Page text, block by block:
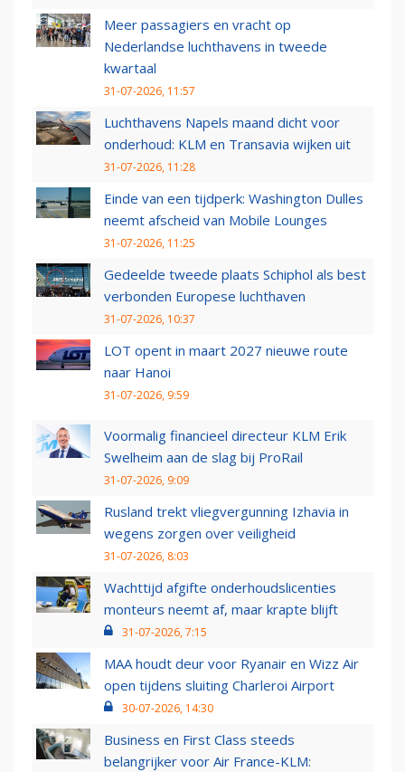
Meer passagiers en vracht op
Nederlandse luchthavens in tweede
kwartaal
31-07-2026, 11:57
Luchthavens Napels maand dicht voor
onderhoud: KLM en Transavia wijken uit
31-07-2026, 11:28
Einde van een tijdperk: Washington Dulles
neemt afscheid van Mobile Lounges
31-07-2026, 11:25
Gedeelde tweede plaats Schiphol als best
verbonden Europese luchthaven
31-07-2026, 10:37
LOT opent in maart 2027 nieuwe route
naar Hanoi
31-07-2026, 9:59
Voormalig financieel directeur KLM Erik
Swelheim aan de slag bij ProRail
31-07-2026, 9:09
Rusland trekt vliegvergunning Izhavia in
wegens zorgen over veiligheid
31-07-2026, 8:03
Wachttijd afgifte onderhoudslicenties
monteurs neemt af, maar krapte blijft
31-07-2026, 7:15
MAA houdt deur voor Ryanair en Wizz Air
open tijdens sluiting Charleroi Airport
30-07-2026, 14:30
Business en First Class steeds
belangrijker voor Air France-KLM: